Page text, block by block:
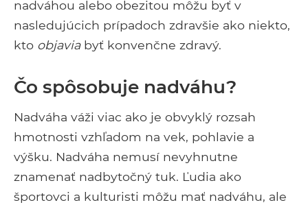
nadváhou alebo obezitou môžu byť v
nasledujúcich prípadoch zdravšie ako niekto,
kto objaviabyť konvenčne zdravý.
Čo spôsobuje nadváhu?
Nadváha váži viac ako je obvyklý rozsah
hmotnosti vzhľadom na vek, pohlavie a
výšku. Nadváha nemusí nevyhnutne
znamenať nadbytočný tuk. Ľudia ako
športovci a kulturisti môžu mať nadváhu, ale